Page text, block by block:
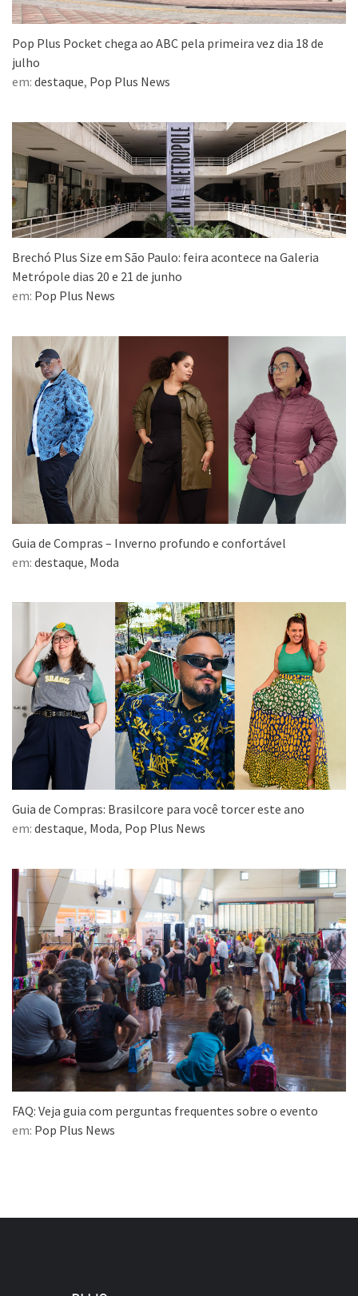
Pop Plus Pocket chega ao ABC pela primeira vez dia 18 de
julho
em: destaque, Pop Plus News
Brechó Plus Size em São Paulo: feira acontece na Galeria
Metrópole dias 20 e 21 de junho
em: Pop Plus News
Guia de Compras – Inverno profundo e confortável
em: destaque, Moda
Guia de Compras: Brasilcore para você torcer este ano
em: destaque, Moda, Pop Plus News
FAQ: Veja guia com perguntas frequentes sobre o evento
em: Pop Plus News